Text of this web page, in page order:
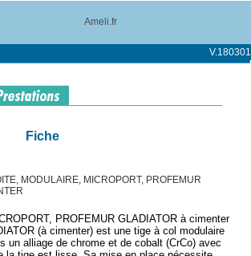
Ameli.fr
V.180301
Fiche
MODULAIRE, MICROPORT, PROFEMUR
PROFEMUR GLADIATOR à cimenter
(à cimenter) est une tige à col modulaire
un alliage de chrome et de cobalt (CrCo) avec